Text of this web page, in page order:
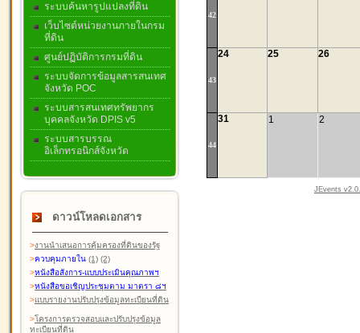
ระบบค้นหารูปแปลงที่ดิน
เว็บไซต์หน่วยงานภายในกรม
ที่ดิน
ศูนย์ปฏิบัติการกรมที่ดิน
ระบบจัดการข้อมูลสารสนเทศ
จังหวัด POC
ระบบสารสนเทศทรัพยากร
บุคคลจังหวัด DPIS v5
ระบบสารบรรณ
อิเล็กทรอนิกส์จังหวัด
ดาวน์โหลดเอกสาร
>งานนำเสนอการคุ้มครองที่ดินของรัฐ
>ควบคุมภายใน (1) (2)
>หนังสือสังการ-แบบประเมินคุณภาพฯ
>หนังสือขอเชิญประชุมตาม มาตรา ๘ฯ
>แบบรายงานปรับปรุงข้อมูลทะเบียนที่ดิน
>โครงการตรวจสอบและปรับปรุงข้อมูล
ทะเบียนที่ดิน
42
43
24 25 26
44
31 1 2
JEvents